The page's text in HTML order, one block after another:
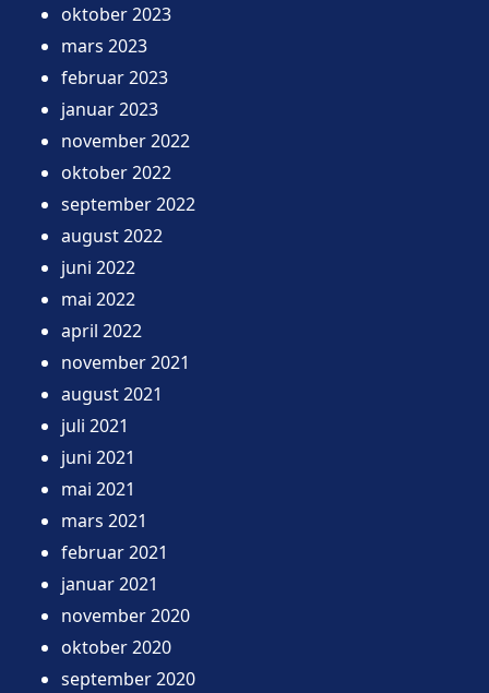
oktober 2023
mars 2023
februar 2023
januar 2023
november 2022
oktober 2022
september 2022
august 2022
juni 2022
mai 2022
april 2022
november 2021
august 2021
juli 2021
juni 2021
mai 2021
mars 2021
februar 2021
januar 2021
november 2020
oktober 2020
september 2020